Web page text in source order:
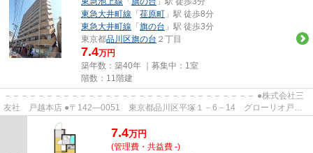
東急大井町線 「 荏原町 」駅 徒歩8分
東急大井町線 「 旗の台 」駅 徒歩3分
東京都品川区旗の台 ２丁目
7.4万円
築年数：築40年 ｜募集中： 1室
階数：11階建
－－－－－－－－－－－－－－－－－－－－－－－－－－－－－－ ●株式会社三
友社 戸越本店 ●〒142―0051 東京都品川区平塚１－6－14 グローリオ戸越
7.4万円
(管理費・共益費 -)